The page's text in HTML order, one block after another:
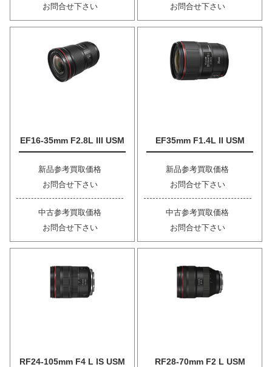
お問合せ下さい
お問合せ下さい
EF16-35mm F2.8L III USM
新品参考買取価格
お問合せ下さい
中古参考買取価格
お問合せ下さい
EF35mm F1.4L II USM
新品参考買取価格
お問合せ下さい
中古参考買取価格
お問合せ下さい
RF24-105mm F4 L IS USM RF28-70mm F2 L USM